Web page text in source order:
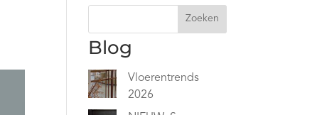
Zoeken
Blog
Vloerentrends
2026